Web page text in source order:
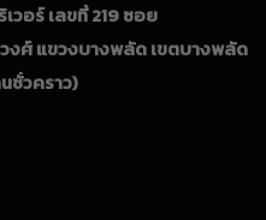
วอร์ เลขที่ 219 ซอย
ศ์ แขวงบางพลัด เขตบางพลัด
ชั่วคราว)